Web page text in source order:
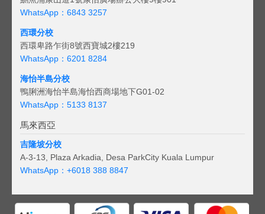
WhatsApp：6843 3257
西環分校
西環卑路乍街8號西寶城2樓219
WhatsApp：6201 8284
海怡半島分校
鴨脷洲海怡半島海怡西商場地下G01-02
WhatsApp：5133 8137
馬來西亞
吉隆坡分校
A-3-13, Plaza Arkadia, Desa ParkCity Kuala Lumpur
WhatsApp： +6018 388 8847